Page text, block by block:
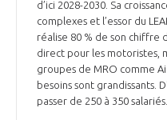
NOS RÉSEAUX À
COMITÉ AERO PME
STARTAIR
LES PROGRAMMES DU GIFAS
UN ÉCOSYSTÈME INTÉGRÉ ET
LA MÉDIATION
LA MÉDIATION DANS LA
LE SALON DU BOURGET
d’ici 2028-2030. Sa
complexes et l’essor du
réalise 80 % de son chiffre
direct pour les motoristes,
groupes de MRO comme
besoins sont grandissants.
passer de 250 à 350 salariés.
Découvrez les
Rencontres,